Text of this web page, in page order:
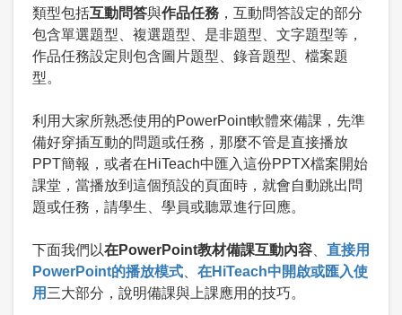
類型包括互動問答與作品任務，互動問答設定的部分
包含單選題型、複選題型、是非題型、文字題型等，
作品任務設定則包含圖片題型、錄音題型、檔案題
型。
利用大家所熟悉使用的PowerPoint軟體來備課，先準
備好穿插互動的問題或任務，那麼不管是直接播放
PPT簡報，或者在HiTeach中匯入這份PPTX檔案開始
課堂，當播放到這個預設的頁面時，就會自動跳出問
題或任務，請學生、學員或聽眾進行回應。
下面我們以在PowerPoint教材備課互動內容、 直接用
PowerPoint的播放模式、 在HiTeach中開啟或匯入使
用 三大部分，說明備課與上課應用的技巧。